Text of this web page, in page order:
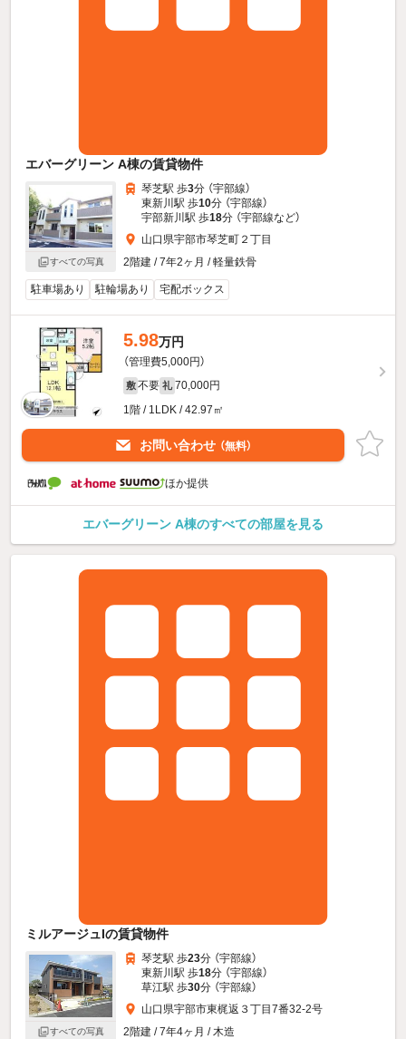
エバーグリーン A棟の賃貸物件
すべての写真
琴芝駅 歩3分 （宇部線）
東新川駅 歩10分 （宇部線）
宇部新川駅 歩18分 （宇部線など）
山口県宇部市琴芝町２丁目
2階建 / 7年2ヶ月 / 軽量鉄骨
駐車場あり 駐輪場あり 宅配ボックス
5.98万円
（管理費5,000円）
敷 不要 礼 70,000円
1階 / 1LDK / 42.97㎡
お問い合わせ （無料）
ほか提供
エバーグリーン A棟のすべての部屋を見る
ミルアージュIの賃貸物件
すべての写真
琴芝駅 歩23分 （宇部線）
東新川駅 歩18分 （宇部線）
草江駅 歩30分 （宇部線）
山口県宇部市東梶返３丁目7番32-2号
2階建 / 7年4ヶ月 / 木造